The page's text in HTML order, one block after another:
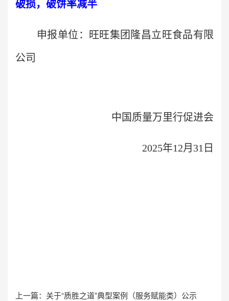
破损，破饼率减半
申报单位：旺旺集团隆昌立旺食品有限
公司
中国质量万里行促进会
2025年12月31日
上一篇： 关于“质胜之道”典型案例（服务赋能类）公示